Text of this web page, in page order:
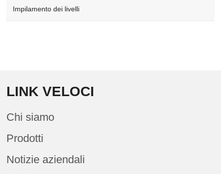
Impilamento dei livelli
LINK VELOCI
Chi siamo
Prodotti
Notizie aziendali